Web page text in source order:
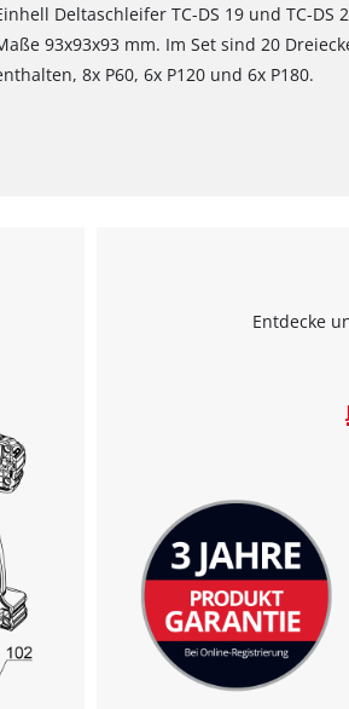
deine Zustimmung, um
Maps laden zu können!
is not permitted to load due
that are not disclosed to the
website owner needs to setup
their CMP to add this content
list of technologies used.
by
Usercentrics Consent
Management Platform
Deltaschleifer TC-DS 19 und TC-
93x93x93 mm. Im Set sind 20
8x P60, 6x P120 und 6x P180.
Entdecke